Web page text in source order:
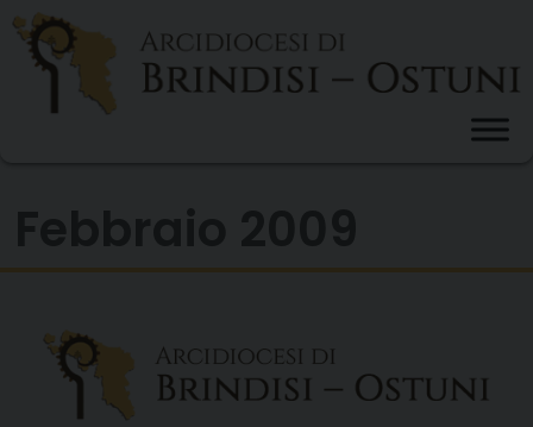
Skip
content